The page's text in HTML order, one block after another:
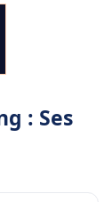
: Ses